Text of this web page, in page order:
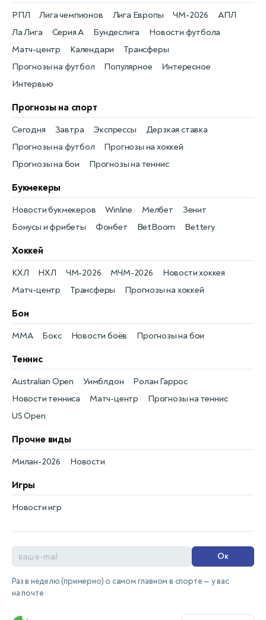
Новости футбола
РПЛ
Матч-центр
Лига чемпионов
Календари
Лига Европы
Трансферы
ЧМ-2026
Прогнозы на футбол
АПЛ
Популярное
Ла Лига
Интересное
Серия А
Интервью
Бундеслига
Прогнозы на спорт
Прогнозы на футбол
Сегодня
Прогнозы на хоккей
Завтра
Прогнозы на бои
Экспрессы
Прогнозы на теннис
Дерзкая ставка
Букмекеры
Бонусы и фрибеты
Новости букмекеров
Фонбет
Winline
BetBoom
Мелбет
Bettery
Зенит
Хоккей
Новости хоккея
КХЛ
Матч-центр
НХЛ
Трансферы
ЧМ-2026
Прогнозы на хоккей
МЧМ-2026
Бои
Новости боёв
MMA Прогнозы на бои
Бокс
Теннис
Новости тенниса
Australian Open
Матч-центр
Уимблдон
Прогнозы на теннис
Ролан Гаррос
US Open
Прочие виды
Новости
Милан-2026
Игры
Новости игр
Ок
Раз в неделю (примерно) о самом главном в спорте — у вас
на почте